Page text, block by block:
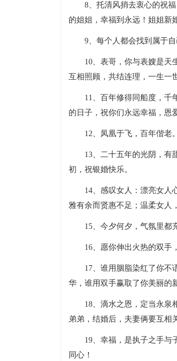
8、托清风捎去衷心的祝
的姐姐，幸福到永远！姐姐新
9、每个人都会找到属于
10、表哥，你与表嫂是天
互相照顾，共结连理，一生一
11、百年修得同船度，千
的日子，祝你们永远幸福，恩
12、凤凰于飞，百年偕老。
13、二十五年的光阴，有
初，祝银婚快乐。
14、感叹女人：漂亮女人
雅有余而贤惠不足；温柔女人
15、今夕何夕，气氛里都
16、愿你伸出火热的双手
17、谁用胭脂染红了你不
华，谁用双手赢取了你美丽的
18、滴水之恩，定当永泉
弟弟，结婚后，夫妻俩要互相
19、幸福，是执子之手与
同心！